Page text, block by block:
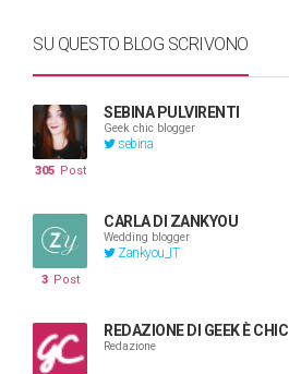
SU QUESTO BLOG SCRIVONO
SEBINA PULVIRENTI
Geek chic blogger
sebina
305 Post
CARLA DI ZANKYOU
Wedding blogger
Zankyou_IT
3 Post
REDAZIONE DI GEEK È CHIC
Redazione